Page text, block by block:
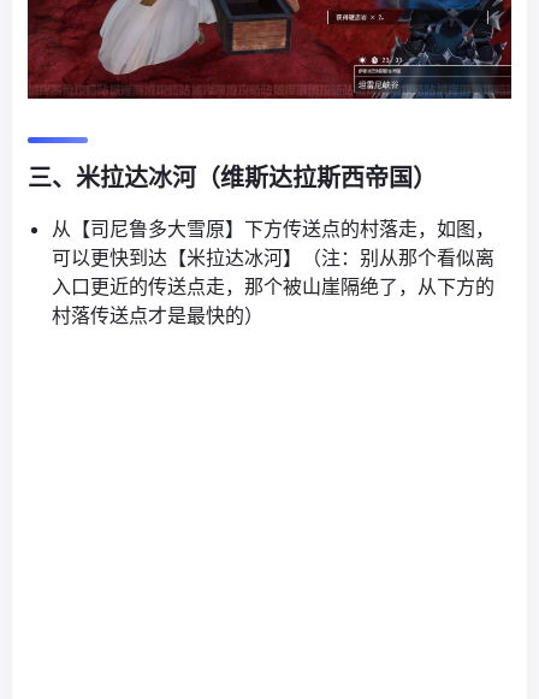
三、米拉达冰河（维斯达拉斯西帝国）
从【司尼鲁多大雪原】下方传送点的村落走，如图，
可以更快到达【米拉达冰河】（注：别从那个看似离
入口更近的传送点走，那个被山崖隔绝了，从下方的
村落传送点才是最快的）